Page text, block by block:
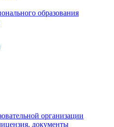
образования
организации
документы